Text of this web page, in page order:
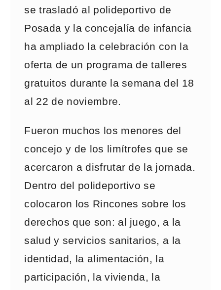
se trasladó al polideportivo de
Posada y la concejalía de infancia
ha ampliado la celebración con la
oferta de un programa de talleres
gratuitos durante la semana del 18
al 22 de noviembre.
Fueron muchos los menores del
concejo y de los limítrofes que se
acercaron a disfrutar de la jornada.
Dentro del polideportivo se
colocaron los Rincones sobre los
derechos que son: al juego, a la
salud y servicios sanitarios, a la
identidad, la alimentación, la
participación, la vivienda, la